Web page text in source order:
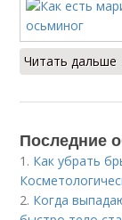
Читать
Последние
1. Как убрать
2. Когда